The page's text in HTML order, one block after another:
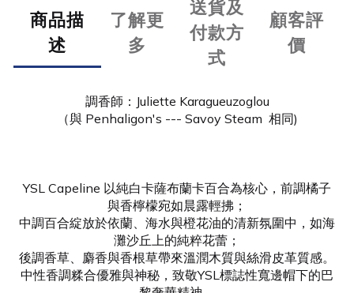
商品描
述
了解更
多
送貨及
付款方
式
顧客評
價
調香師：Juliette Karagueuzoglou
（與 Penhaligon's --- Savoy Steam 相同)
YSL Capeline 以純白卡薩布蘭卡百合為核心，前調橘子
與香檸檬宛如晨露輕拂；
中調百合綻放於依蘭、海水與橙花油的清新氛圍中，如海
灘沙丘上的純粹花蕾；
後調香草、麝香與香根草帶來溫潤木質與絲滑皮革質感。
中性香調糅合優雅與神秘，致敬YSL標誌性寬邊帽下的巴